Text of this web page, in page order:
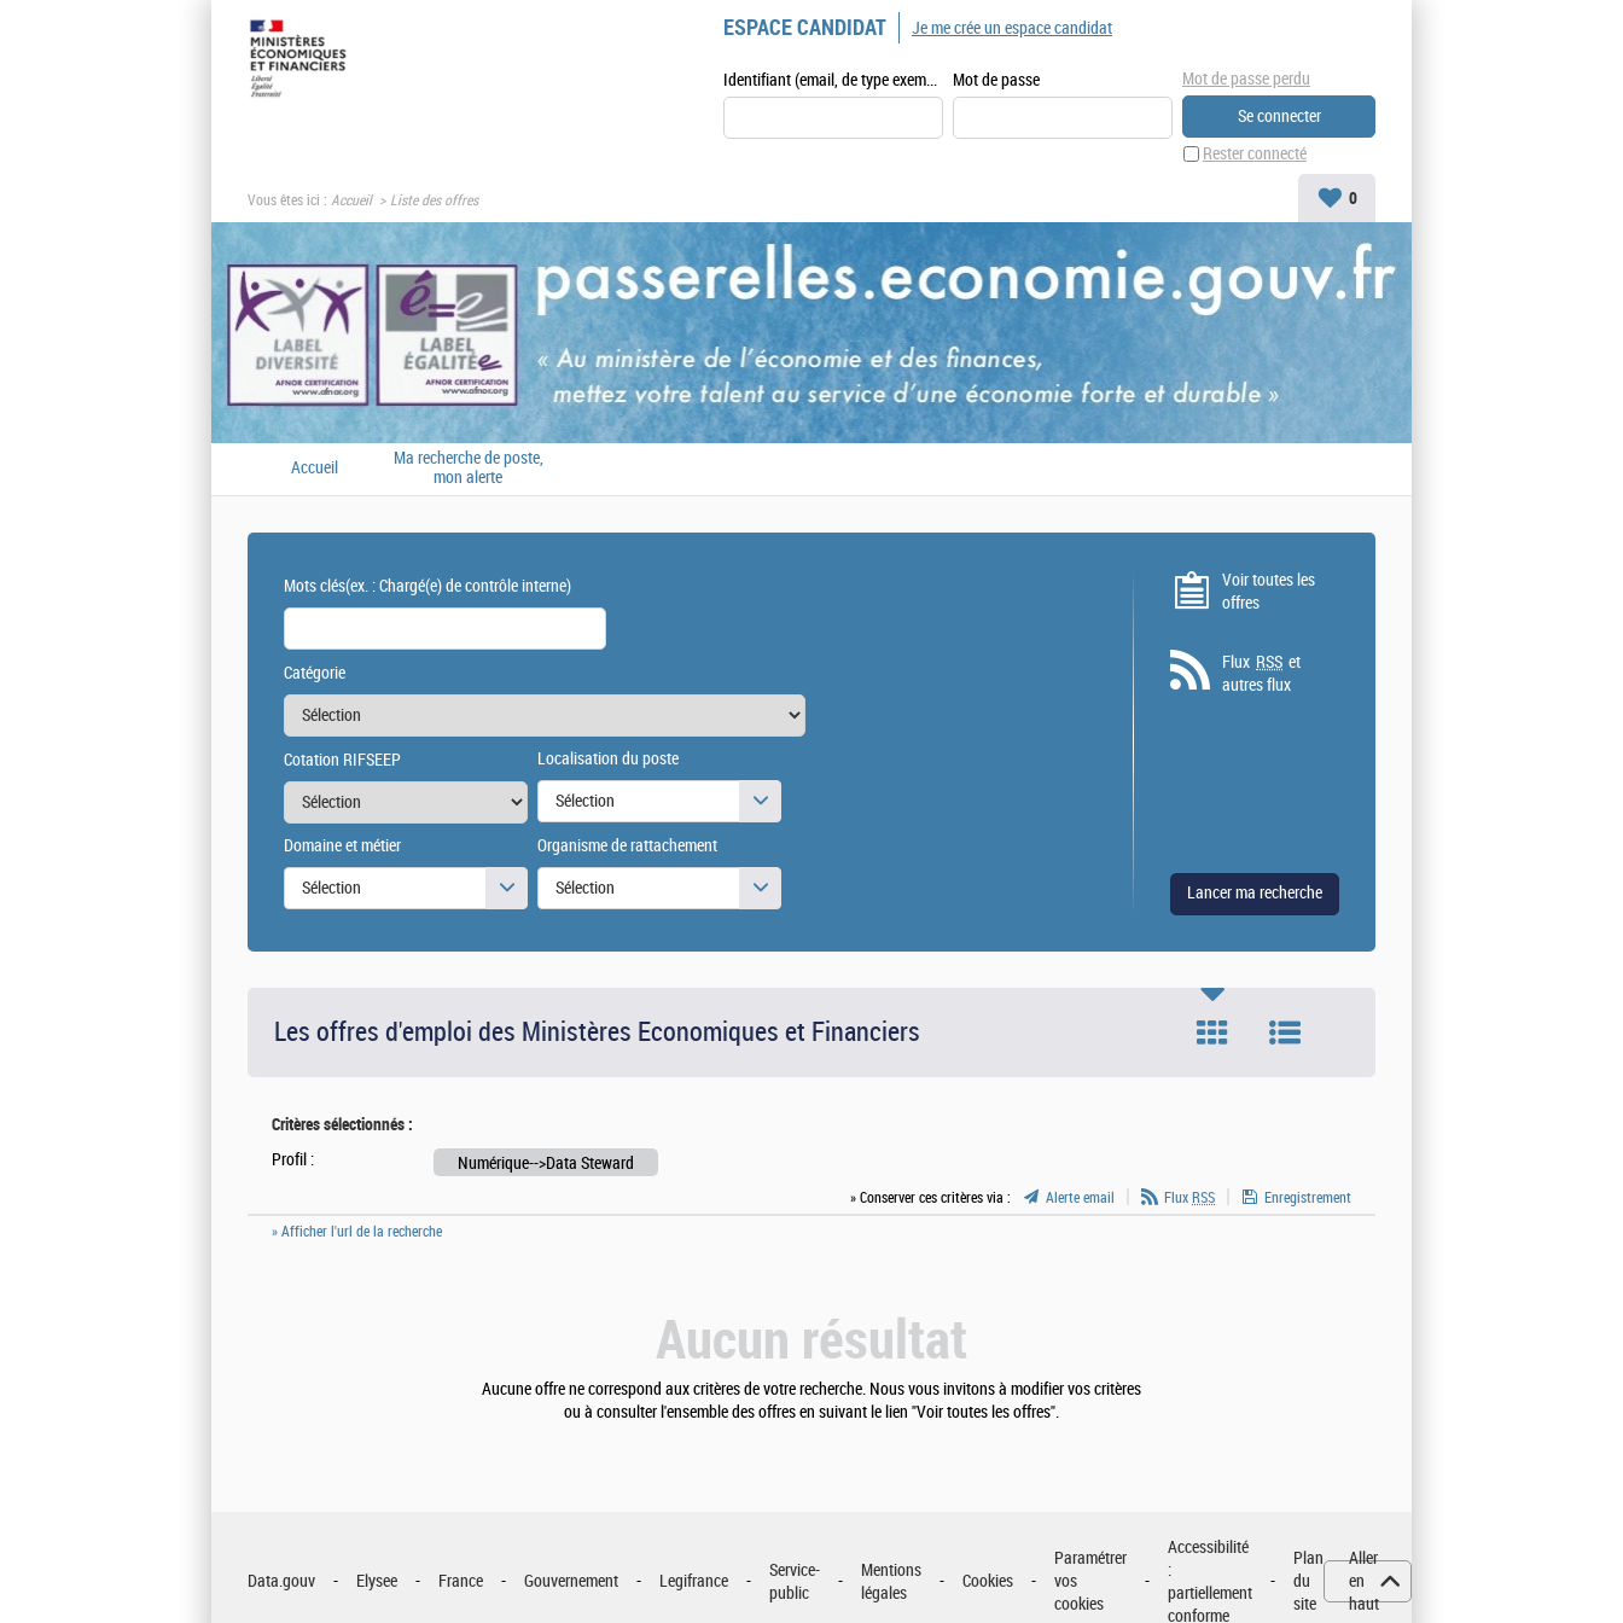
ESPACE CANDIDAT
Identifiant (email, de type exemple@exemple.fr) Mot de passe
Rester connecté
Mot de passe perdu
Je me crée un espace candidat
Vous êtes ici : Accueil Liste des offres 0
Accueil
Ma recherche de poste,
mon alerte
Mots clés(ex. : Chargé(e) de contrôle interne)
Catégorie
Cotation RIFSEEP Localisation du poste
Sélection
Domaine et métier
Sélection
Organisme de rattachement
Sélection
Voir toutes les
offres
Flux RSS et
autres flux
Les offres d'emploi des Ministères Economiques et Financiers
Critères sélectionnés :
Profil : Numérique-->Data Steward
» Conserver ces critères via : Alerte email Flux RSS
Enregistrement
» Afficher l'url de la recherche
Aucun résultat
Aucune offre ne correspond aux critères de votre recherche. Nous vous invitons à modifier vos critères
ou à consulter l'ensemble des offres en suivant le lien "Voir toutes les offres".
Data.gouv Elysee France Gouvernement Legifrance
Service-
public
Mentions
légales
Cookies
Paramétrer
vos
cookies
Accessibilité
:
partiellement
conforme
Plan
du
site
Aller
en
haut